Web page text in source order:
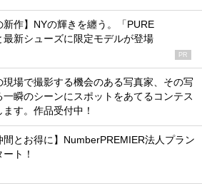
新作】NYの輝きを纏う。「PURE
最新シューズに限定モデルが登場
PR
現場で撮影する機会のある写真家、その写
一瞬のシーンにスポットをあてるコンテス
ます。作品受付中！
間とお得に】NumberPREMIER法人プラン
ト！